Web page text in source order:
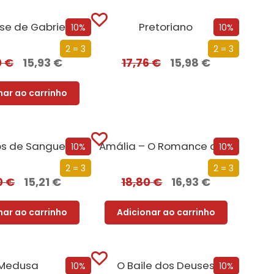
10%
2 = 3
de Gabriel
€ 15,93 €
ao carrinho
10%
2 = 3
Pretoriano
17,76€ 15,98 €
10%
2 = 3
de Sangue
€ 15,21 €
ao carrinho
10%
2 = 3
Amália – O Romance da Sua Vida
18,80€ 16,93 €
Adicionar ao carrinho
10%
10%
O Baile dos Deuses